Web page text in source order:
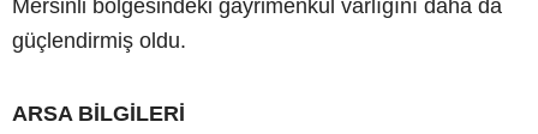
Mersinli bölgesindeki gayrimenkul varlığını daha da
güçlendirmiş oldu.
ARSA BİLGİLERİ